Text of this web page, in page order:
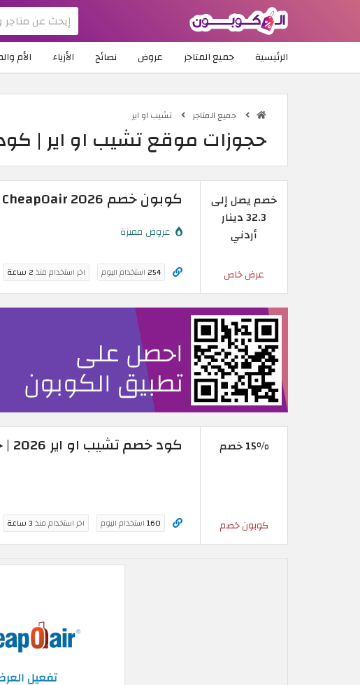
الرئيسية جميع المتاجر عروض نصائح الأزياء الأم
جميع المتاجر تشيب او اير
حجوزات موقع تشيب او اير | كود
خصم يصل إلى
32.3 دينار
أردني
عرض خاص
كوبون خصم CheapOair 2026 | خصم مميز على رحلات الطيران
عروض مميزة
254استخدام اليوم اخر استخدام منذ2 ساعة
15% خصم
كوبون خصم
كود خصم تشيب او اير 2026 | خصم مميز على رحلتك القادمة
160استخدام اليوم اخر استخدام منذ3 ساعة